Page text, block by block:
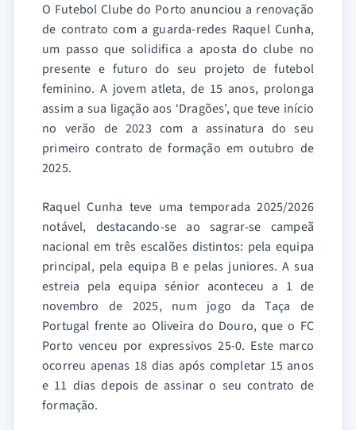
O Futebol Clube do Porto anunciou a renovação
de contrato com a guarda-redes Raquel Cunha,
um passo que solidifica a aposta do clube no
presente e futuro do seu projeto de futebol
feminino. A jovem atleta, de 15 anos, prolonga
assim a sua ligação aos ‘Dragões’, que teve início
no verão de 2023 com a assinatura do seu
primeiro contrato de formação em outubro de
2025.
Raquel Cunha teve uma temporada 2025/2026
notável, destacando-se ao sagrar-se campeã
nacional em três escalões distintos: pela equipa
principal, pela equipa B e pelas juniores. A sua
estreia pela equipa sénior aconteceu a 1 de
novembro de 2025, num jogo da Taça de
Portugal frente ao Oliveira do Douro, que o FC
Porto venceu por expressivos 25-0. Este marco
ocorreu apenas 18 dias após completar 15 anos
e 11 dias depois de assinar o seu contrato de
formação.